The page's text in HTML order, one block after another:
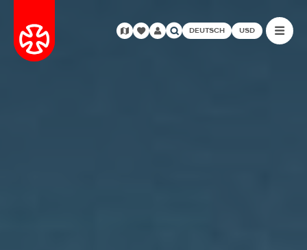
DEUTSCH USD